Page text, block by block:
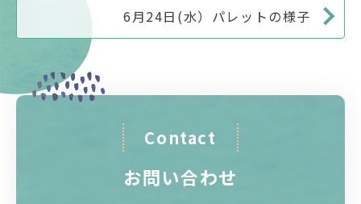
6月24日(水）パレットの様子
Contact
お問い合わせ